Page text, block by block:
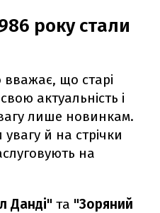
року стали
що старі
актуальність і
лише новинкам.
й на стрічки
на
Данді" та "Зоряний